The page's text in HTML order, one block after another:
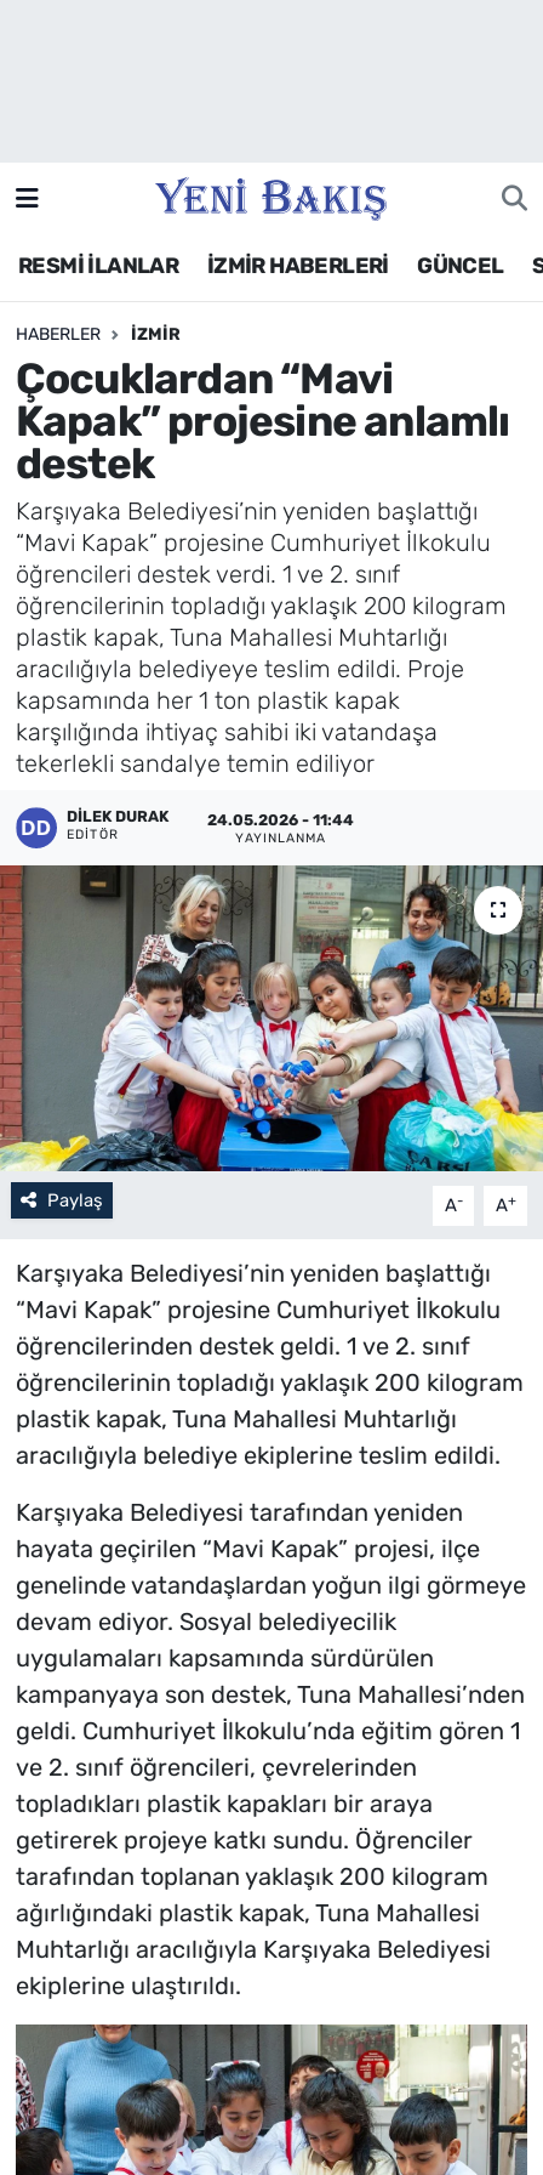
RESMİ İLANLAR İZMİR HABERLERİ GÜNCEL
HABERLER İZMIR
Çocuklardan “Mavi
Kapak” projesine anlamlı
destek
Karşıyaka Belediyesi’nin yeniden başlattığı
“Mavi Kapak” projesine Cumhuriyet İlkokulu
öğrencileri destek verdi. 1 ve 2. sınıf
öğrencilerinin topladığı yaklaşık 200 kilogram
plastik kapak, Tuna Mahallesi Muhtarlığı
aracılığıyla belediyeye teslim edildi. Proje
kapsamında her 1 ton plastik kapak
karşılığında ihtiyaç sahibi iki vatandaşa
tekerlekli sandalye temin ediliyor
DILEK DURAK
EDITÖR
24.05.2026 - 11:44
YAYINLANMA
Paylaş A- A+
Karşıyaka Belediyesi’nin yeniden başlattığı
“Mavi Kapak” projesine Cumhuriyet İlkokulu
öğrencilerinden destek geldi. 1 ve 2. sınıf
öğrencilerinin topladığı yaklaşık 200 kilogram
plastik kapak, Tuna Mahallesi Muhtarlığı
aracılığıyla belediye ekiplerine teslim edildi.
Karşıyaka Belediyesi tarafından yeniden
hayata geçirilen “Mavi Kapak” projesi, ilçe
genelinde vatandaşlardan yoğun ilgi görmeye
devam ediyor. Sosyal belediyecilik
uygulamaları kapsamında sürdürülen
kampanyaya son destek, Tuna Mahallesi’nden
geldi. Cumhuriyet İlkokulu’nda eğitim gören 1
ve 2. sınıf öğrencileri, çevrelerinden
topladıkları plastik kapakları bir araya
getirerek projeye katkı sundu. Öğrenciler
tarafından toplanan yaklaşık 200 kilogram
ağırlığındaki plastik kapak, Tuna Mahallesi
Muhtarlığı aracılığıyla Karşıyaka Belediyesi
ekiplerine ulaştırıldı.
Siyaset
Asayiş / Polis-Adliye
Spor
Magazin
Foto Galeri
Künye
İletişim